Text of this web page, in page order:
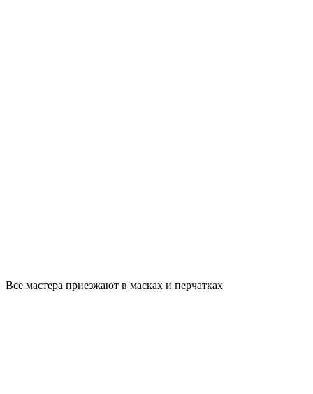
Все мастера приезжают в масках и перчатках